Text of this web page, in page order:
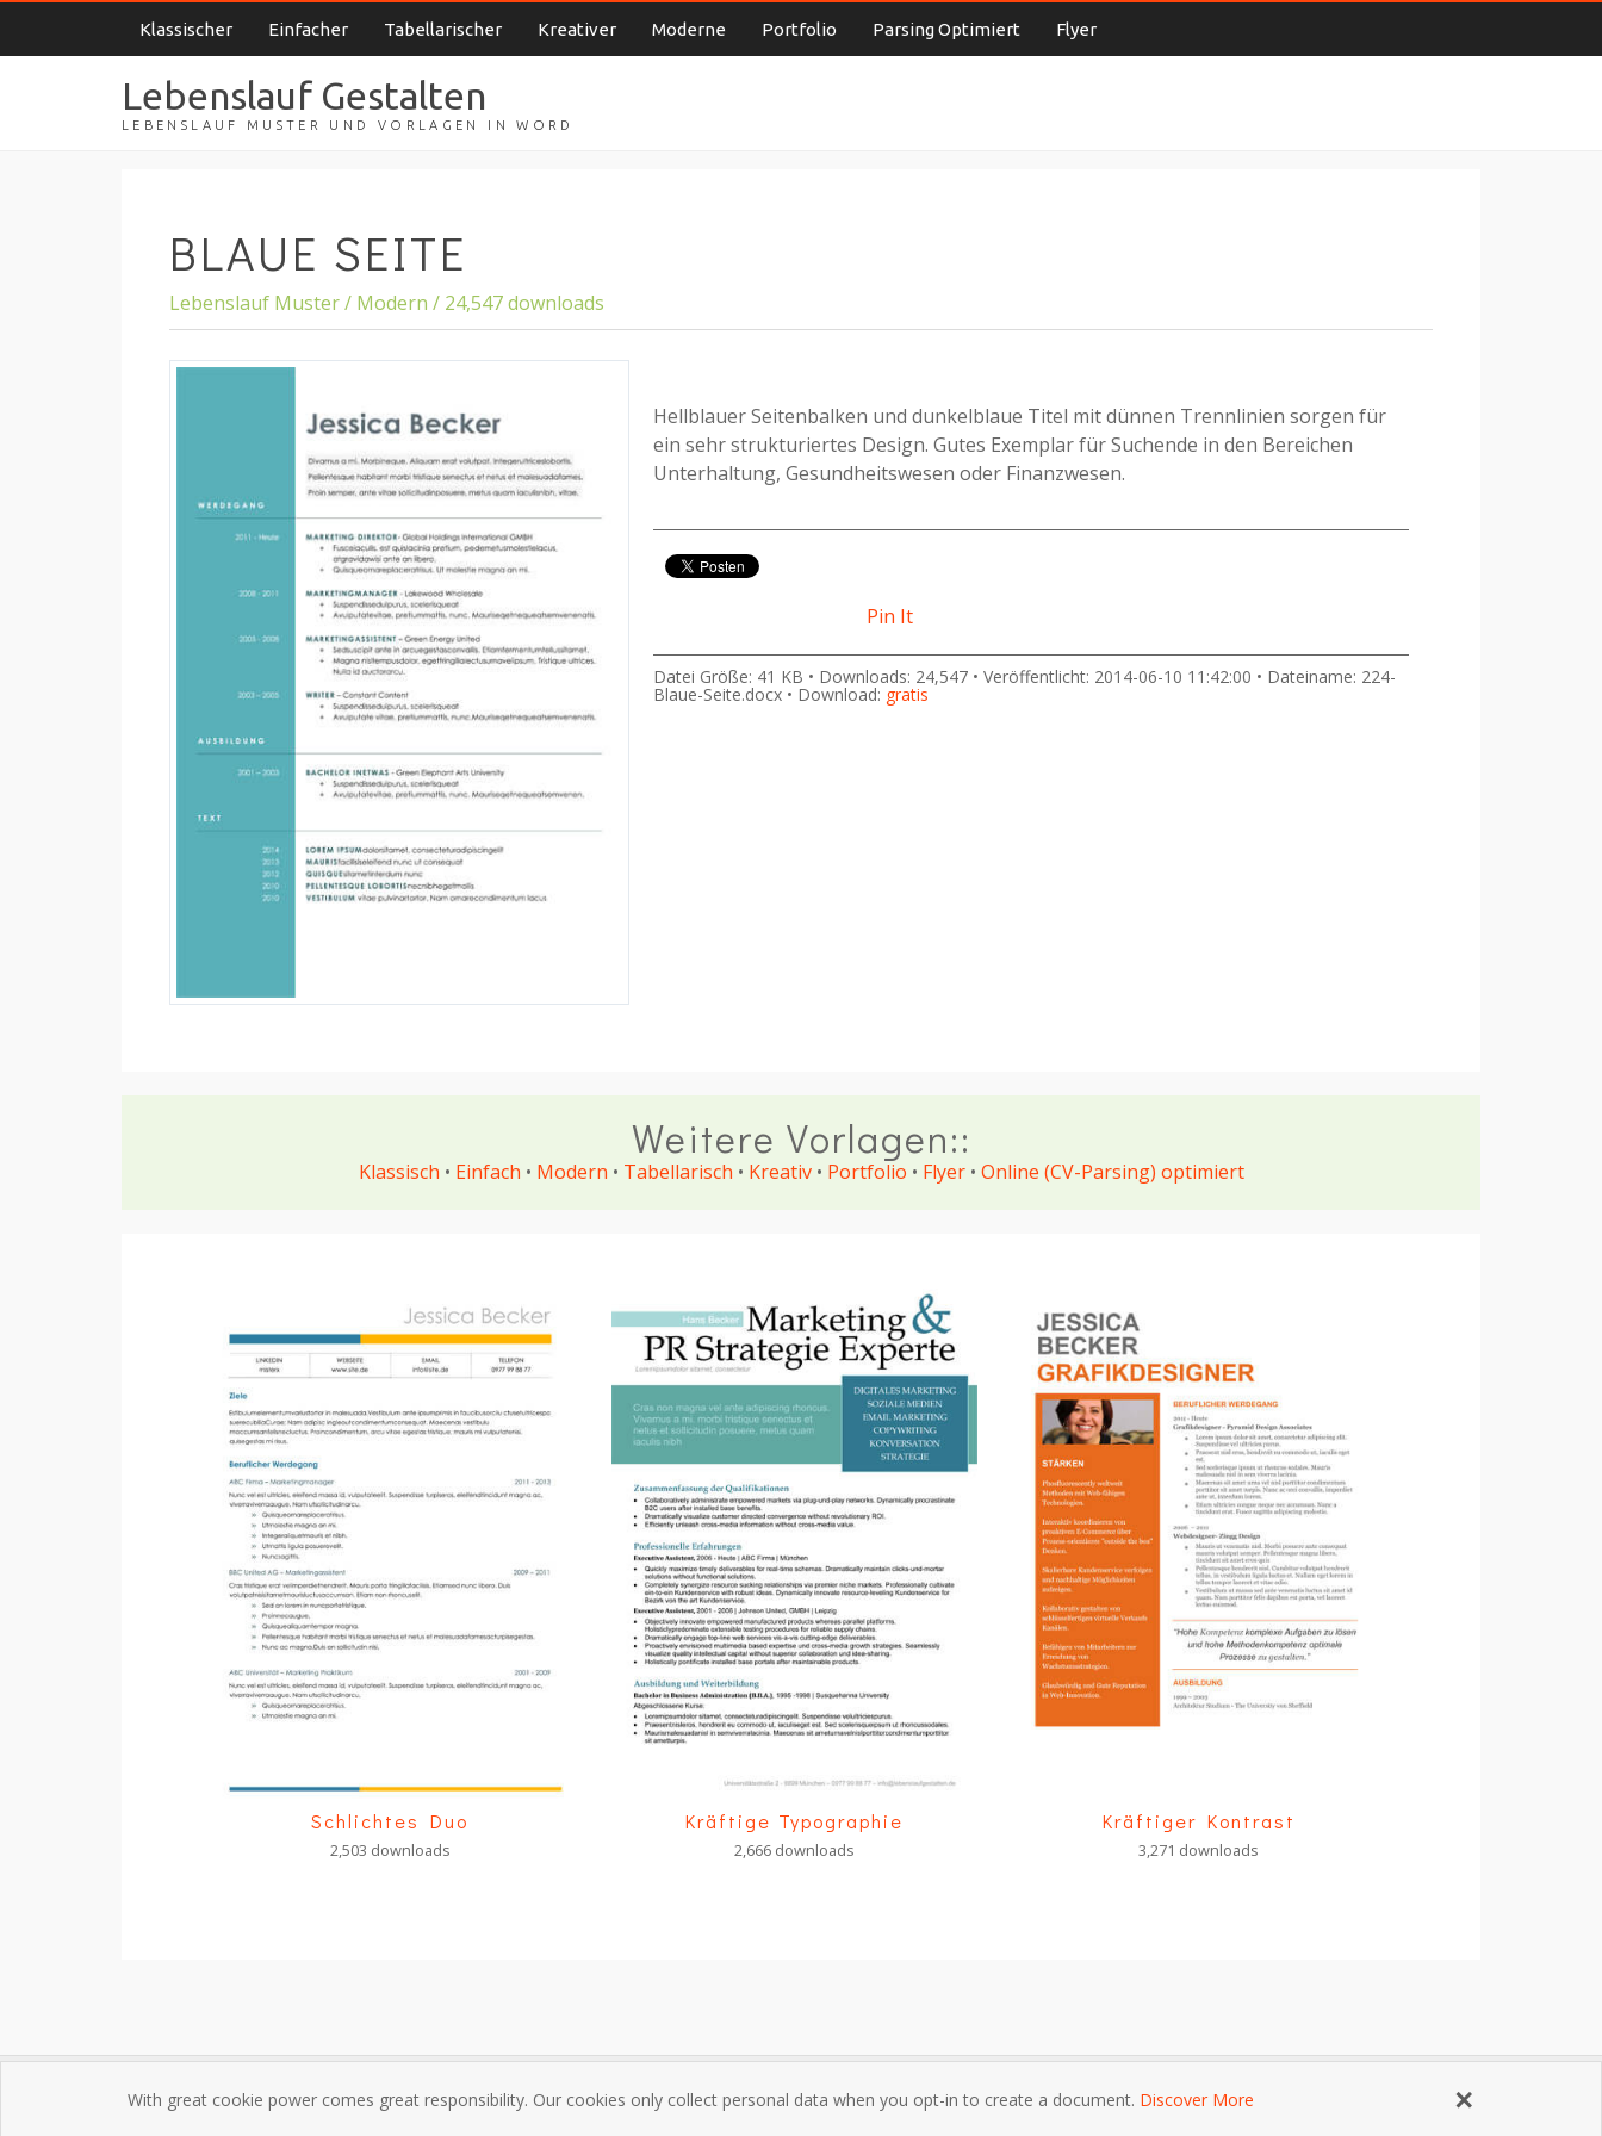
Klassischer Einfacher Tabellarischer Kreativer Moderne Portfolio Parsing Optimiert Flyer
Lebenslauf Gestalten
LEBENSLAUF MUSTER UND VORLAGEN IN WORD
BLAUE SEITE
Lebenslauf Muster / Modern / 24,547 downloads
Hellblauer Seitenbalken und dunkelblaue Titel mit dünnen Trennlinien sorgen für
ein sehr strukturiertes Design. Gutes Exemplar für Suchende in den Bereichen
Unterhaltung, Gesundheitswesen oder Finanzwesen.
Pin It
Datei Größe: 41 KB • Downloads: 24,547 • Veröffentlicht: 2014-06-10 11:42:00 • Dateiname: 224-
Blaue-Seite.docx • Download: gratis
Weitere Vorlagen::
Klassisch • Einfach • Modern • Tabellarisch • Kreativ• Portfolio • Flyer• Online (CV-Parsing) optimiert
Schlichtes Duo
2,503 downloads
Kräftige Typographie
2,666 downloads
Kräftiger Kontrast
3,271 downloads
Impressum Über mich und Kontakt Datenschutzrichtlinie Nutzungsbedingungen
With great cookie power comes great responsibility. Our cookies only collect personal data when you opt-in to create a document. Discover More ×